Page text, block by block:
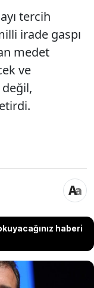
tercih
irade gaspı
medet
ve
haberi